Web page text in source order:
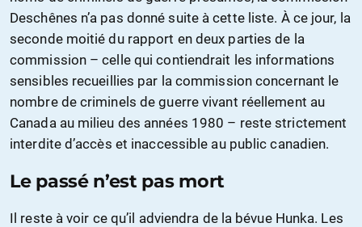
Deschênes n’a pas donné suite à cette liste. À ce jour, la
seconde moitié du rapport en deux parties de la
commission – celle qui contiendrait les informations
sensibles recueillies par la commission concernant le
nombre de criminels de guerre vivant réellement au
Canada au milieu des années 1980 – reste strictement
interdite d’accès et inaccessible au public canadien.
Le passé n’est pas mort
Il reste à voir ce qu’il adviendra de la bévue Hunka. Les